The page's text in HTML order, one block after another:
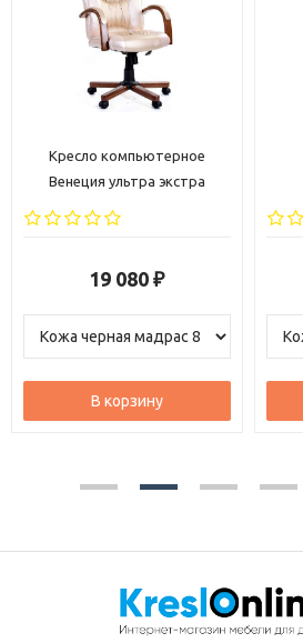
Кресло Стиль хром
18 720 ₽
В корзину